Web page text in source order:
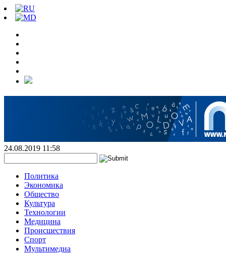
24.08.2019 11:58
Политика
Экономика
Общество
Культура
Технологии
Медицина
Происшествия
Спорт
Мультимедиа